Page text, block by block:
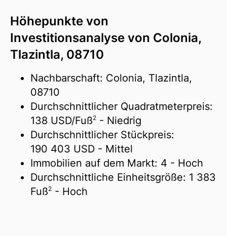
Höhepunkte von
Investitionsanalyse von Colonia,
Tlazintla, 08710
Nachbarschaft: Colonia, Tlazintla,
08710
Durchschnittlicher Quadratmeterpreis:
138 USD/Fuß2 - Niedrig
Durchschnittlicher Stückpreis:
190 403 USD - Mittel
Immobilien auf dem Markt: 4 - Hoch
Durchschnittliche Einheitsgröße: 1 383
Fuß2 - Hoch